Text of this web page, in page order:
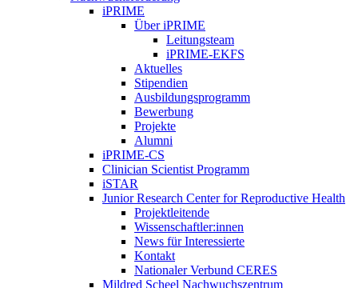
iPRIME
Über iPRIME
Leitungsteam
iPRIME-EKFS
Aktuelles
Stipendien
Ausbildungsprogramm
Bewerbung
Projekte
Alumni
iPRIME-CS
Clinician Scientist Programm
iSTAR
Junior Research Center for Reproductive Health
Projektleitende
Wissenschaftler:innen
News für Interessierte
Kontakt
Nationaler Verbund CERES
Mildred Scheel Nachwuchszentrum